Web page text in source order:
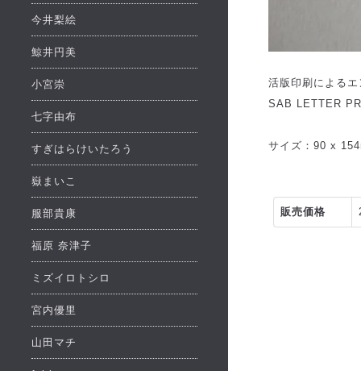
活版印刷による
SAB LETTER
サイズ：90 x
販売価格
今井梨絵
鯨井円美
小宮崇
七字由布
すぎはらけいたろう
嶽まいこ
服部貴康
福原 奈津子
ミズイロトシロ
宮内優里
山田マチ